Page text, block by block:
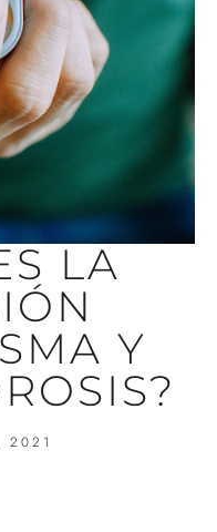
LA
Y
2021